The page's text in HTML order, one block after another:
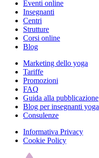
Eventi online
Insegnanti
Centri
Strutture
Corsi online
Blog
Marketing dello yoga
Tariffe
Promozioni
FAQ
Guida alla pubblicazione
Blog per insegnanti yoga
Consulenze
Informativa Privacy
Cookie Policy